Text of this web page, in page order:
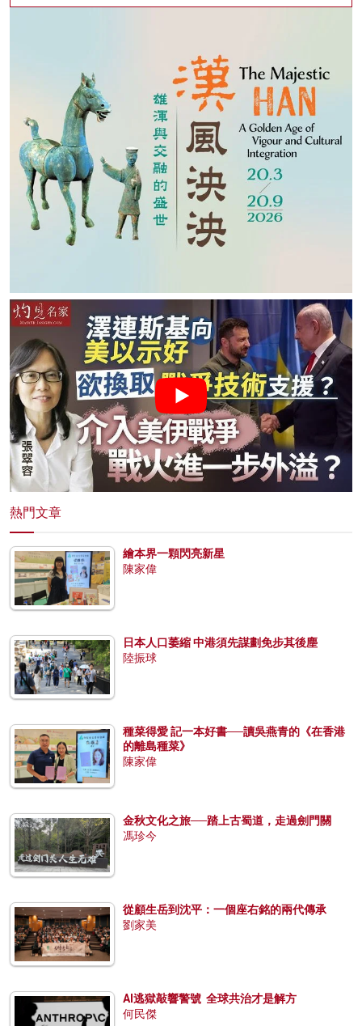
熱門文章
繪本界一顆閃亮新星
陳家偉
日本人口萎縮 中港須先謀劃免步其後塵
陸振球
種菜得愛 記一本好書──讀吳燕青的《在香港
的離島種菜》
陳家偉
金秋文化之旅──踏上古蜀道，走過劍門關
馮珍今
從顧生岳到沈平：一個座右銘的兩代傳承
劉家美
AI逃獄敲響警號 全球共治才是解方
何民傑